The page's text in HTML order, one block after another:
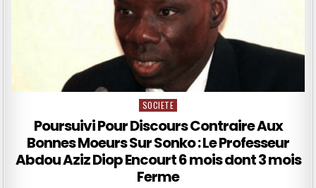
Posted
in
SOCIETE
Poursuivi Pour Discours Contraire Aux
Bonnes Moeurs Sur Sonko : Le Professeur
Abdou Aziz Diop Encourt 6 mois dont 3 mois
Ferme